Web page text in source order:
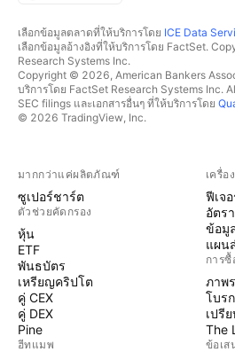
เลือกข้อมูลตลาดที่ให้บริการโดย ICE Data
เลือกข้อมูลอ้างอิงที่ให้บริการโดย FactSet.
Research Systems Inc.
Copyright © 2026, American Bankers
บริการโดย FactSet Research Systems Inc.
SEC filings และเอกสารอื่นๆ ที่ให้บริการโดย
© 2026 TradingView, Inc.
มากกว่าแค่ผลิตภัณฑ์
ซูเปอร์ชาร์ต
ตัวช่วยคัดกรอง
หุ้น
ETF
พันธบัตร
เหรียญคริปโต
คู่ CEX
คู่ DEX
Pine
ฮีทแมพ
เครื่อ
ฟีเจอ
อัตร
ข้อมู
แผน
การซื้
ภาพ
โบร
เปรี
The
ข้อเส